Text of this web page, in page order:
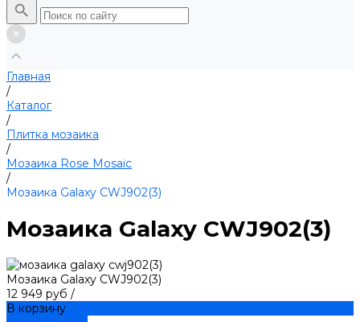
Главная
/
Каталог
/
Плитка мозаика
/
Мозаика Rose Mosaic
/
Мозаика Galaxy CWJ902(3)
Мозаика Galaxy CWJ902(3)
Мозаика Galaxy CWJ902(3)
12 949 руб /
В корзину